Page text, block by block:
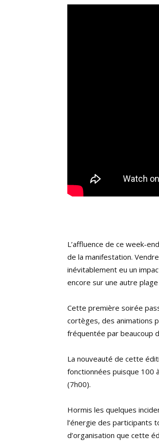
L’affluence de ce week-
de la manifestation.
inévitablement eu un
encore sur une autre
Cette première soirée
cortèges, des animations
fréquentée par beaucoup
La nouveauté de cette
fonctionnées puisque 100
(7h00).
Hormis les quelques
l’énergie des participants
d’organisation que cette